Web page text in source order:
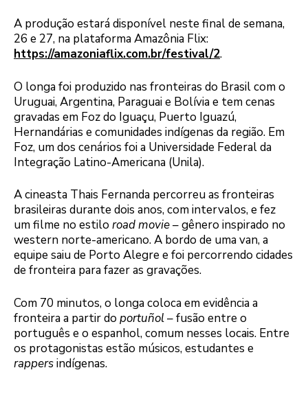
A produção estará disponível neste final de semana,
26 e 27, na plataforma Amazônia Flix:
https://amazoniaflix.com.br/festival/2.
O longa foi produzido nas fronteiras do Brasil com o
Uruguai, Argentina, Paraguai e Bolívia e tem cenas
gravadas em Foz do Iguaçu, Puerto Iguazú,
Hernandárias e comunidades indígenas da região. Em
Foz, um dos cenários foi a Universidade Federal da
Integração Latino-Americana (Unila).
A cineasta Thais Fernanda percorreu as fronteiras
brasileiras durante dois anos, com intervalos, e fez
um filme no estilo road movie– gênero inspirado no
western norte-americano. A bordo de uma van, a
equipe saiu de Porto Alegre e foi percorrendo cidades
de fronteira para fazer as gravações.
Com 70 minutos, o longa coloca em evidência a
fronteira a partir do portuñol– fusão entre o
português e o espanhol, comum nesses locais. Entre
os protagonistas estão músicos, estudantes e
rappersindígenas.